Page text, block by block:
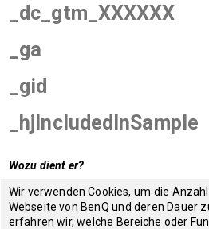
_dc_gtm_XXXXXX
_ga
_gid
_hjIncludedInSample
Wozu dient er?
Wir verwenden Cookies, um die
Webseite von BenQ und deren Dauer
erfahren wir, welche Bereiche oder